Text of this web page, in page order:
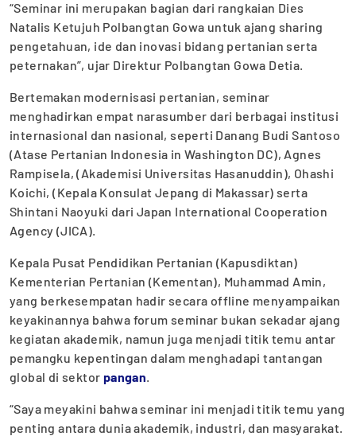
“Seminar ini merupakan bagian dari rangkaian Dies
Natalis Ketujuh Polbangtan Gowa untuk ajang sharing
pengetahuan, ide dan inovasi bidang pertanian serta
peternakan”, ujar Direktur Polbangtan Gowa Detia.
Bertemakan modernisasi pertanian, seminar
menghadirkan empat narasumber dari berbagai institusi
internasional dan nasional, seperti Danang Budi Santoso
(Atase Pertanian Indonesia in Washington DC), Agnes
Rampisela, (Akademisi Universitas Hasanuddin), Ohashi
Koichi, (Kepala Konsulat Jepang di Makassar) serta
Shintani Naoyuki dari Japan International Cooperation
Agency (JICA).
Kepala Pusat Pendidikan Pertanian (Kapusdiktan)
Kementerian Pertanian (Kementan), Muhammad Amin,
yang berkesempatan hadir secara offline menyampaikan
keyakinannya bahwa forum seminar bukan sekadar ajang
kegiatan akademik, namun juga menjadi titik temu antar
pemangku kepentingan dalam menghadapi tantangan
global di sektor pangan.
“Saya meyakini bahwa seminar ini menjadi titik temu yang
penting antara dunia akademik, industri, dan masyarakat.